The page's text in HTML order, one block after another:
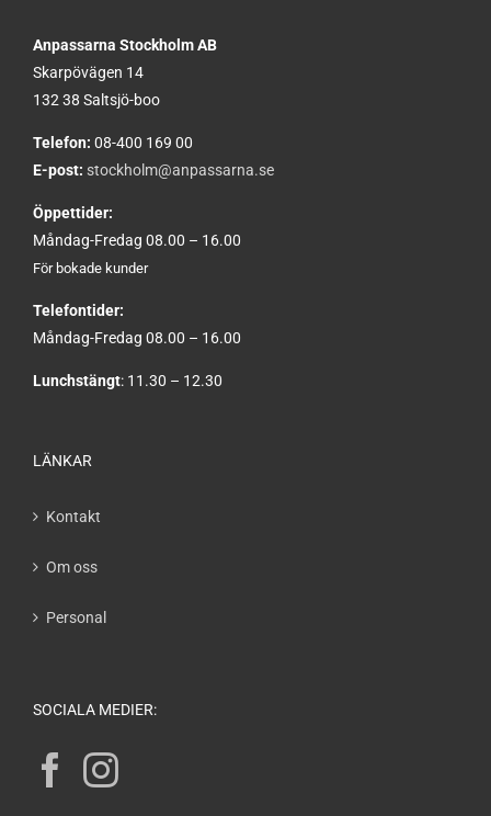
Anpassarna Stockholm AB
Skarpövägen 14
132 38 Saltsjö-boo
Telefon: 08-400 169 00
E-post: stockholm@anpassarna.se
Öppettider:
Måndag-Fredag 08.00 – 16.00
För bokade kunder
Telefontider:
Måndag-Fredag 08.00 – 16.00
Lunchstängt: 11.30 – 12.30
LÄNKAR
Kontakt
Om oss
Personal
SOCIALA MEDIER: